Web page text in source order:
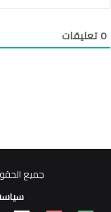
0تعليقات
جميع